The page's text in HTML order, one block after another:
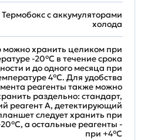
Термобокс с аккумуляторами
холода
можно хранить целиком при
-20°C в течение срока
и до одного месяца при
4°C. Для удобства
реагенты также можно
раздельно: стандарт,
реагент A, детектирующий
следует хранить при
а остальные реагенты -
при +4°С